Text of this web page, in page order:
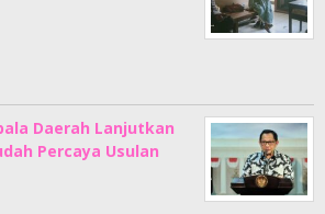
Daerah Lanjutkan
Percaya Usulan